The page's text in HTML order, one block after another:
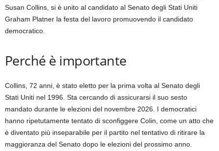
Susan Collins, si è unito al candidato al Senato degli Stati Uniti
Graham Platner la festa del lavoro promuovendo il candidato
democratico.
Perché è importante
Collins, 72 anni, è stato eletto per la prima volta al Senato degli
Stati Uniti nel 1996. Sta cercando di assicurarsi il suo sesto
mandato durante le elezioni del novembre 2026. I democratici
hanno ripetutamente tentato di sconfiggere Colin, come un atto che
è diventato più inseparabile per il partito nel tentativo di ritirare la
maggioranza del Senato dopo le elezioni del prossimo anno.